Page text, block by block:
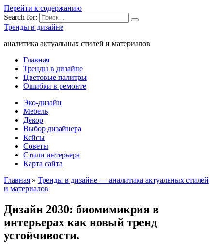
Перейти к содержанию
Search for:
Тренды в дизайне
аналитика актуальных стилей и материалов
Главная
Тренды в дизайне
Цветовые палитры
Ошибки в ремонте
Эко-дизайн
Мебель
Декор
Выбор дизайнера
Кейсы
Советы
Стили интерьера
Карта сайта
Главная » Тренды в дизайне — аналитика актуальных стилей
и материалов
Дизайн 2030: биомимикрия в
интерьерах как новый тренд
устойчивости.